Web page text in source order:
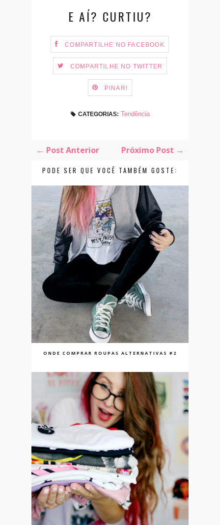
E AÍ? CURTIU?
COMPARTILHE NO FACEBOOK
COMPARTILHE NO TWITTER
PINAR!
CATEGORIAS: Tendência
← Post Anterior Próximo Post →
PODE SER QUE VOCÊ TAMBÉM GOSTE:
ONDE COMPRAR ROUPAS ALTERNATIVAS #2